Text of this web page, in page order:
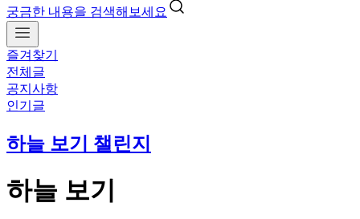
궁금한 내용을 검색해보세요
즐겨찾기
전체글
공지사항
인기글
하늘 보기 챌린지
하늘 보기